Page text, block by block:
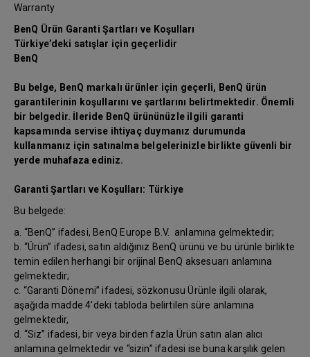
Warranty
BenQ Ürün Garanti Şartları ve Koşulları
Türkiye’deki satışlar için geçerlidir
BenQ
Bu belge, BenQ markalı ürünler için geçerli, BenQ ürün
garantilerinin koşullarını ve şartlarını belirtmektedir. Önemli
bir belgedir. İleride BenQ ürününüzle ilgili garanti
kapsamında servise ihtiyaç duymanız durumunda
kullanmanız için satınalma belgelerinizle birlikte güvenli bir
yerde muhafaza ediniz.
Garanti Şartları ve Koşulları: Türkiye
Bu belgede:
a. “BenQ” ifadesi, BenQ Europe B.V. anlamına gelmektedir;
b. “Ürün” ifadesi, satın aldığınız BenQ ürünü ve bu ürünle birlikte
temin edilen herhangi bir orijinal BenQ aksesuarı anlamına
gelmektedir;
c. “Garanti Dönemi” ifadesi, sözkonusu Ürünle ilgili olarak,
aşağıda madde 4’deki tabloda belirtilen süre anlamına
gelmektedir,
d. “Siz” ifadesi, bir veya birden fazla Ürün satın alan alıcı
anlamına gelmektedir ve “sizin” ifadesi ise buna karşılık gelen